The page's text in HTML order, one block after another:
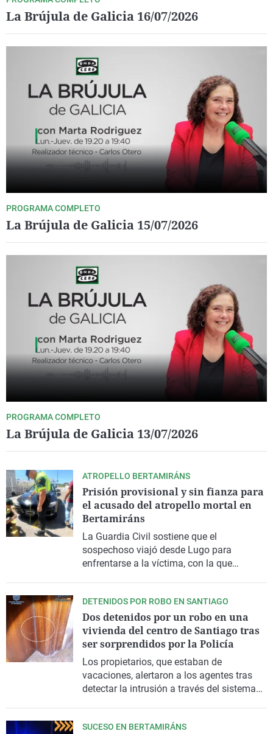
La Brújula de Galicia 16/07/2026
PROGRAMA COMPLETO
La Brújula de Galicia 15/07/2026
PROGRAMA COMPLETO
La Brújula de Galicia 13/07/2026
ATROPELLO BERTAMIRÁNS
Prisión provisional y sin fianza para
el acusado del atropello mortal en
Bertamiráns
La Guardia Civil sostiene que el
sospechoso viajó desde Lugo para
enfrentarse a la víctima, con la que
DETENIDOS POR ROBO EN SANTIAGO
Dos detenidos por un robo en una
vivienda del centro de Santiago tras
ser sorprendidos por la Policía
Los propietarios, que estaban de
vacaciones, alertaron a los agentes tras
detectar la intrusión a través del sistema
SUCESO EN BERTAMIRÁNS